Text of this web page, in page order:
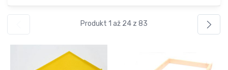
Produkt 1 až 24 z 83